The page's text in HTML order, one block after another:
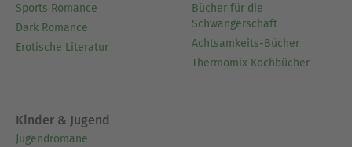
Sports Romance
Dark Romance
Erotische Literatur
Bücher für die
Schwangerschaft
Achtsamkeits-Bücher
Thermomix Kochbücher
Kinder & Jugend
Jugendromane